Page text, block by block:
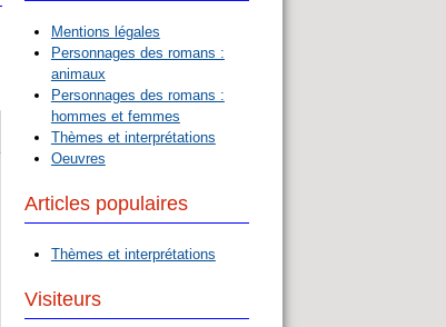
Mentions légales
Personnages des romans :
animaux
Personnages des romans :
hommes et femmes
Thèmes et interprétations
Oeuvres
Articles populaires
Thèmes et interprétations
Visiteurs